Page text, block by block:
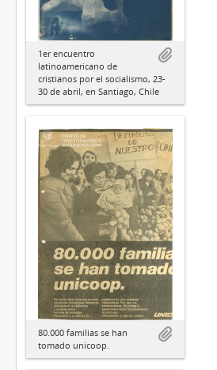
1er encuentro
latinoamericano de
cristianos por el socialismo, 23-
30 de abril, en Santiago, Chile
80.000 familias se han
tomado unicoop.